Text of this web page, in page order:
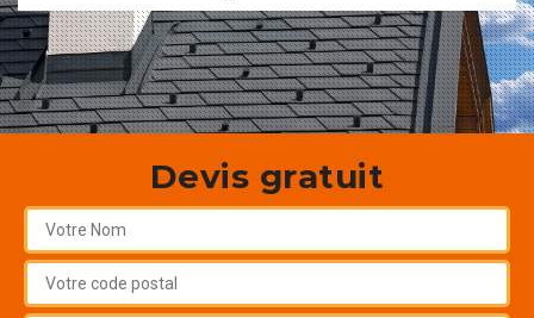
Devis gratuit